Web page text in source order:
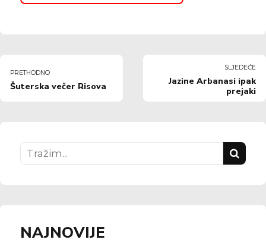
PRETHODNO
Šuterska večer Risova
SLJEDEĆE
Jazine Arbanasi ipak
prejaki
NAJNOVIJE